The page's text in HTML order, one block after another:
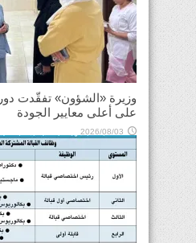
وزيرة «الشؤون» تفقّدت
على أعلى معايير الجودة
2026/08/03